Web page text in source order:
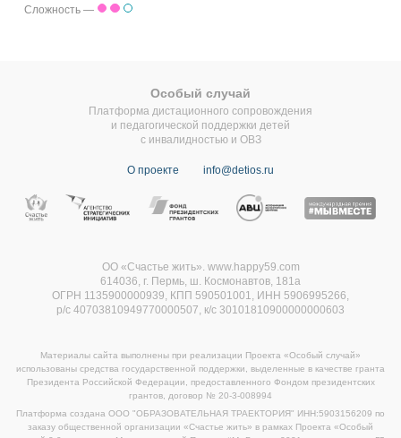
Сложность —
Особый случай
Платформа дистационного сопровождения
и педагогической поддержки детей
с инвалидностью и ОВЗ
О проекте info@detios.ru
ОО «Счастье жить». www.happy59.com
614036, г. Пермь, ш. Космонавтов, 181а
ОГРН 1135900000939, КПП 590501001, ИНН 5906995266,
р/с 40703810949770000507, к/с 30101810900000000603
Материалы сайта выполнены при реализации Проекта «Особый случай»
использованы средства государственной поддержки, выделенные в качестве гранта
Президента Российской Федерации, предоставленного Фондом президентских
грантов, договор № 20-3-008994
Платформа создана ООО "ОБРАЗОВАТЕЛЬНАЯ ТРАЕКТОРИЯ" ИНН:5903156209 по
заказу общественной организации «Счастье жить» в рамках Проекта «Особый